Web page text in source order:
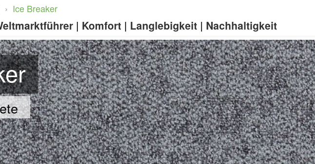
Bestellung erfolgreich!
Auf Wiedersehen!
› Ice Breaker
| Komfort | Langlebigkeit | Nachhaltigkeit
Schließen